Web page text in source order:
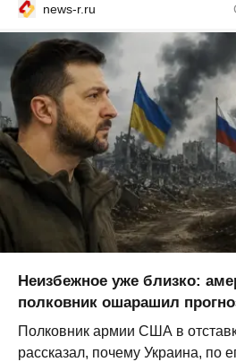
news-r.ru
Неизбежное уже близко:
полковник ошарашил
Полковник армии США в
рассказал, почему Украина, по